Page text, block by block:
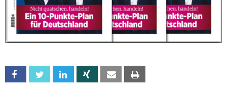
Facebook Twitter Linkedin Xing Email